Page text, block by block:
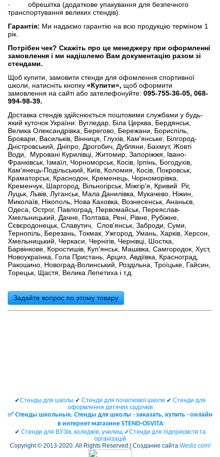
· обрешітка (додаткове упакування для безпечного
транспортування великих стендів).
Гарантія: Ми надаємо гарантію на всю продукцію терміном 1
рік.
Потрібен чек? Скажіть про це менеджеру при оформленні
замовлення і ми надішлемо Вам документацію разом зі
стендами.
Щоб купити, замовити стенди для офомлення спортивної
школи, натисніть кнопку «Купити», щоб оформити
замовлення на сайті або зателефонуйте: 095-755-36-05, 068-
994-98-39.
Доставка стендів здійснюється поштовими службами у будь-
який куточок України: Вугледар, Біла Церква, Бердянськ,
Велика Олександрівка, Берегово, Бережани, Бориспіль,
Бровари, Васильків, Вінниця, Глухів, Кам'янське, Білгород-
Дністровський, Дніпро, Дрогобич, Дубляни, Бахмут, Жовті
Води, Муровані Курилівці, Житомир, Запоріжжя, Івано-
Франківськ, Ізмаїл, Чорноморськ, Косів, Ірпінь, Богодухів,
Кам'янець-Подільський, Київ, Коломия, Косів, Покровськ,
Краматорськ, Краснодон, Кременець, Чорноморівка,
Кременчук, Шаргород, Вільногірськ, Міжгір'я, Кривий Ріг,
Луцьк, Львів, Луганськ, Мала Данилівка, Мукачево, Ніжин,
Миколаїв, Нікополь, Нова Каховка, Вознесенськ, Ананьєв,
Одеса, Острог, Павлоград, Первомайськ, Переяслав-
Хмельницький, Дачне, Полтава, Рені, Рівне, Рубіжне,
Сєвєродонецьк, Славутич, Слов'янськ, Заброди, Суми,
Тернопіль, Березань, Токмак, Ужгород, Умань, Харків, Херсон,
Хмельницький, Черкаси, Чернігів, Чернівці, Шостка,
Барвінкове, Коростишів, Куп'янськ, Машівка, Самгородок, Хуст,
Новоукраїнка, Гола Пристань, Арциз, Авдіївка, Красноград,
Ракошино, Новоград-Волинський, Роздільна, Троїцьке, Гайсин,
Торецьк, Щастя, Велика Лепетиха і т.д.
Задайте вопрос по этому товару
✔Стенды для школы ✔ Стенди для початкової школи ✔ Стенди для
оформлення дитячих садочків
✅ Cтенды школьные. Стенды для школы - заказать, купить - онлайн
в интернет магазине STEND-OSVITA
✔ Стенди для ВУЗів, коледжів, училищ ✔Стенди для підприємств та
організацій
Copyright © 2013-2020. All Rights Reserved.| Создание сайта Wediz.com!